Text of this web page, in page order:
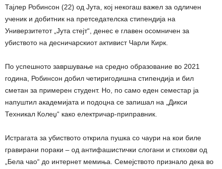
Тајлер Робинсон (22) од Јута, кој некогаш важел за одличен
ученик и добитник на претседателска стипендија на
Универзитетот „Јута стејт“, денес е главен осомничен за
убиството на десничарскиот активист Чарли Кирк.
По успешното завршување на средно образование во 2021
година, Робинсон добил четиригодишна стипендија и бил
сметан за примерен студент. Но, по само еден семестар ја
напуштил академијата и подоцна се запишал на „Дикси
Техникал Колеџ“ како електричар-приправник.
Истрагата за убиството открила пушка со чаури на кои биле
гравирани пораки – од антифашистички слогани и стихови од
„Бела чао“ до интернет мемиња. Семејството признало дека во